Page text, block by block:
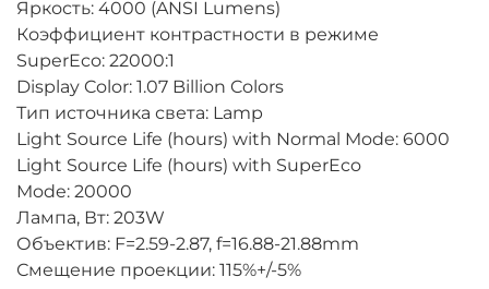
Яркость: 4000 (ANSI Lumens)
Коэффициент контрастности в режиме
SuperEco: 22000:1
Display Color: 1.07 Billion Colors
Тип источника света: Lamp
Light Source Life (hours) with Normal Mode: 6000
Light Source Life (hours) with SuperEco
Mode: 20000
Лампа, Вт: 203W
Объектив: F=2.59-2.87, f=16.88-21.88mm
Смещение проекции: 115%+/-5%